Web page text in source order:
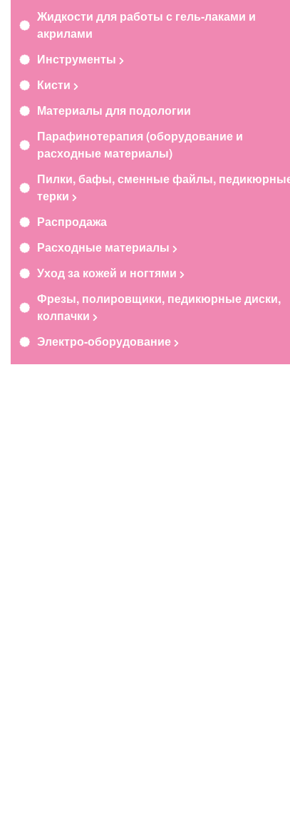
Жидкости для работы с гель-лаками и
акрилами
Инструменты
Кисти
Материалы для подологии
Парафинотерапия (оборудование и
расходные материалы)
Пилки, бафы, сменные файлы,
терки
Распродажа
Расходные материалы
Уход за кожей и ногтями
Фрезы, полировщики, педикюрные диски,
колпачки
Электро-оборудование